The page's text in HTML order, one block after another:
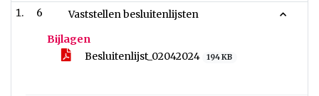
6
Vaststellen besluitenlijsten
Bijlagen
Besluitenlijst_02042024
194 KB